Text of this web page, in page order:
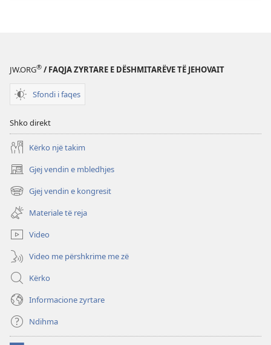
JW.ORG® / FAQJA ZYRTARE E DËSHMITARËVE TË JEHOVAIT
Sfondi i faqes
Shko direkt
Kërko një takim
Gjej vendin e mbledhjes
(hap
dritare
të
re)
Gjej vendin e kongresit
(hap
dritare
të
re)
Materiale të reja
Video
Video me përshkrime me zë
Kërko
Informacione zyrtare
Ndihma